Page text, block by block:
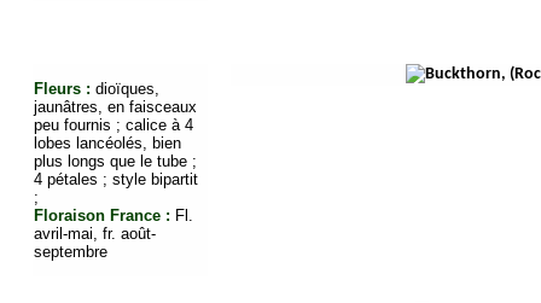
Fleurs :dioïques,
jaunâtres, en faisceaux
peu fournis ; calice à 4
lobes lancéolés, bien
plus longs que le tube ;
4 pétales ; style bipartit
;
Floraison France : Fl.
avril-mai, fr. août-
septembre